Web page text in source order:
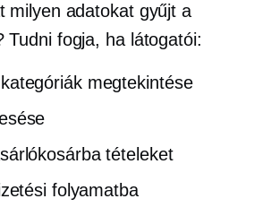
milyen adatokat gyűjt a
Tudni fogja, ha látogatói:
megtekintése
tételeket
folyamatba